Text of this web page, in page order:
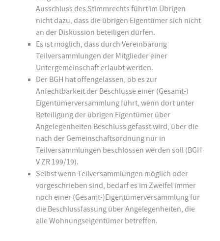
Ausschluss des Stimmrechts führt im Übrigen
nicht dazu, dass die übrigen Eigentümer sich nicht
an der Diskussion beteiligen dürfen.
Es ist möglich, dass durch Vereinbarung
Teilversammlungen der Mitglieder einer
Untergemeinschaft erlaubt werden.
Der BGH hat offengelassen, ob es zur
Anfechtbarkeit der Beschlüsse einer (Gesamt-)
Eigentümerversammlung führt, wenn dort unter
Beteiligung der übrigen Eigentümer über
Angelegenheiten Beschluss gefasst wird, über die
nach der Gemeinschaftsordnung nur in
Teilversammlungen beschlossen werden soll (BGH
V ZR 199/19).
Selbst wenn Teilversammlungen möglich oder
vorgeschrieben sind, bedarf es im Zweifel immer
noch einer (Gesamt-)Eigentümerversammlung für
die Beschlussfassung über Angelegenheiten, die
alle Wohnungseigentümer betreffen.